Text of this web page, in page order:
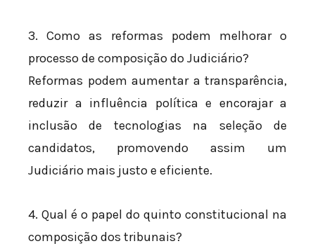
3. Como as reformas podem melhorar o
processo de composição do Judiciário?
Reformas podem aumentar a transparência,
reduzir a influência política e encorajar a
inclusão de tecnologias na seleção de
candidatos, promovendo assim um
Judiciário mais justo e eficiente.
4. Qual é o papel do quinto constitucional na
composição dos tribunais?